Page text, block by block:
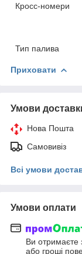
Кросс-номери
Тип палива
Приховати
Умови
Нова Пошта
Самовивіз
Всі умови
Умови оплати
Ви отримаєте
або гроші